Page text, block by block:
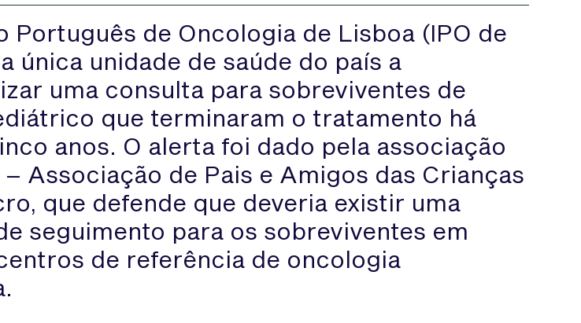
Português de Oncologia de Lisboa (IPO de
única unidade de saúde do país a
uma consulta para sobreviventes de
que terminaram o tratamento há
anos. O alerta foi dado pela associação
Associação de Pais e Amigos das Crianças
que defende que deveria existir uma
seguimento para os sobreviventes em
de referência de oncologia